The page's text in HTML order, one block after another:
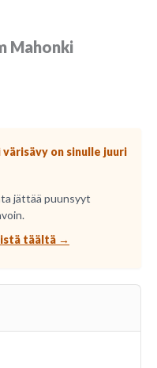
Mahonki
on sinulle juuri
jättää puunsyyt
täältä →